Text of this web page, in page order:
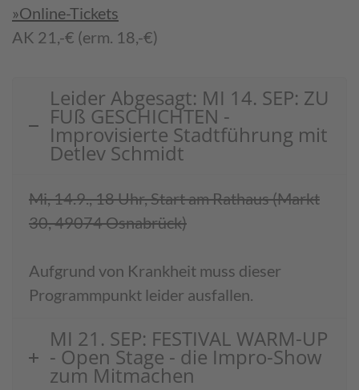
»Online-Tickets
AK 21,-€ (erm. 18,-€)
Leider Abgesagt: MI 14. SEP: ZU
FUß GESCHICHTEN -
Improvisierte Stadtführung mit
Detlev Schmidt
Mi, 14.9., 18 Uhr, Start am Rathaus (Markt
30, 49074 Osnabrück)
Aufgrund von Krankheit muss dieser
Programmpunkt leider ausfallen.
MI 21. SEP: FESTIVAL WARM-UP
- Open Stage - die Impro-Show
zum Mitmachen